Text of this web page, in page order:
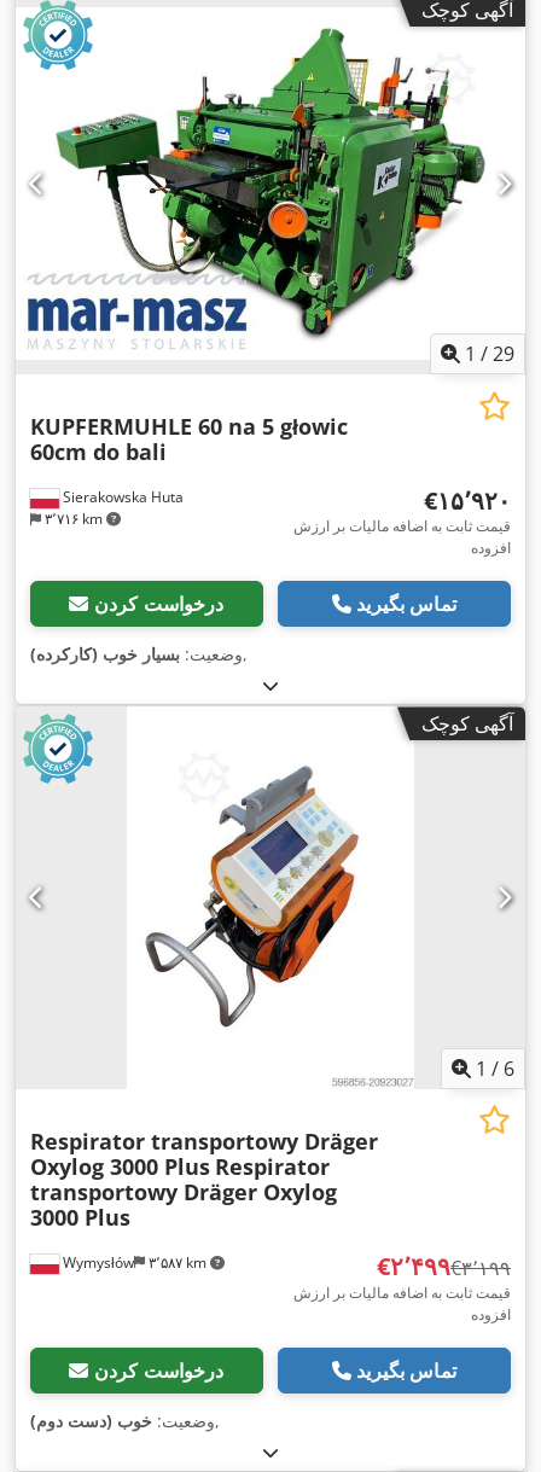
آگهی کوچک
1 /29
Sierakowska Huta
۳٬۷۱۶ km
KUPFERMUHLE 60 na 5 głowic
60cm do bali
‎€۱۵٬۹۲۰
قیمت ثابت به اضافه مالیات بر ارزش
افزوده
درخواست کردن تماس بگیرید
وضعیت: بسیار خوب (کارکرده) ,
آگهی کوچک
1 / 6
Wymysłów ۳٬۵۸۷ km
Respirator transportowy Dräger
Oxylog 3000 Plus Respirator
transportowy Dräger Oxylog
3000 Plus
‎€۲٬۴۹۹ ‎€۳٬۱۹۹
قیمت ثابت به اضافه مالیات بر ارزش
افزوده
درخواست کردن تماس بگیرید
وضعیت: خوب (دست دوم) ,